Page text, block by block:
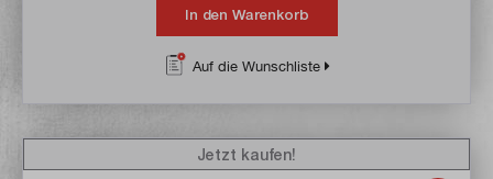
In den Warenkorb
Auf die Wunschliste
Jetzt kaufen!